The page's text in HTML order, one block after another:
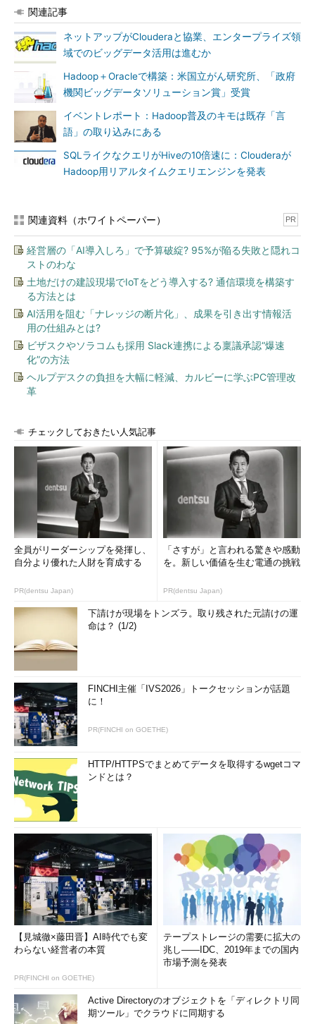
関連記事
ネットアップがClouderaと協業、エンタープライズ領
域でのビッグデータ活用は進むか
Hadoop＋Oracleで構築：米国立がん研究所、「政府
機関ビッグデータソリューション賞」受賞
イベントレポート：Hadoop普及のキモは既存「言
語」の取り込みにある
SQLライクなクエリがHiveの10倍速に：Clouderaが
Hadoop用リアルタイムクエリエンジンを発表
関連資料（ホワイトペーパー） PR
経営層の「AI導入しろ」で予算破綻? 95%が陥る失敗と隠れコ
ストのわな
土地だけの建設現場でIoTをどう導入する? 通信環境を構築す
る方法とは
AI活用を阻む「ナレッジの断片化」、成果を引き出す情報活
用の仕組みとは?
ビザスクやソラコムも採用 Slack連携による稟議承認“爆速
化”の方法
ヘルプデスクの負担を大幅に軽減、カルビーに学ぶPC管理改
革
チェックしておきたい人気記事
全員がリーダーシップを発揮し、
自分より優れた人財を育成する
PR(dentsu Japan)
「さすが」と言われる驚きや感動
を。新しい価値を生む電通の挑戦
PR(dentsu Japan)
下請けが現場をトンズラ。取り残された元請けの運
命は？ (1/2)
FINCHI主催「IVS2026」トークセッションが話題
に！
PR(FINCHI on GOETHE)
HTTP/HTTPSでまとめてデータを取得するwgetコマ
ンドとは？
【見城徹×藤田晋】AI時代でも変
わらない経営者の本質
PR(FINCHI on GOETHE)
テープストレージの需要に拡大の
兆し――IDC、2019年までの国内
市場予測を発表
Active Directoryのオブジェクトを「ディレクトリ同
期ツール」でクラウドに同期する